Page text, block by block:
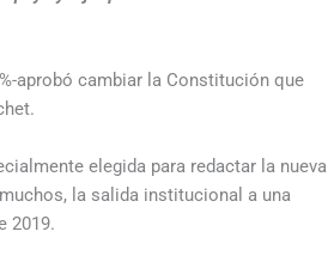
aprobó cambiar la Constitución que
elegida para redactar la nueva
la salida institucional a una
2019.